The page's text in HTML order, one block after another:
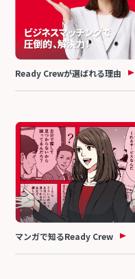
Ready Crewが選ばれる理由
マンガで知るReady Crew